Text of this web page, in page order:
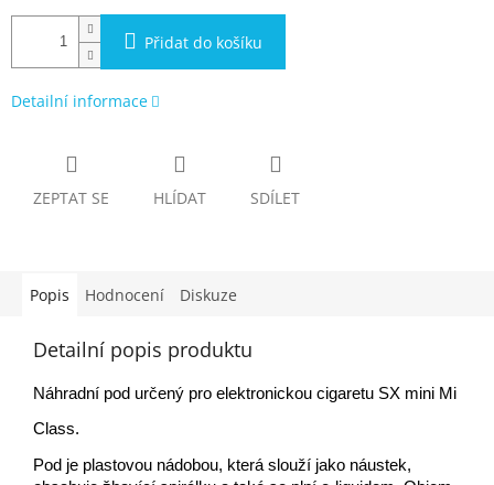
Přidat do košíku
Detailní informace
ZEPTAT SE HLÍDAT SDÍLET
Popis Hodnocení Diskuze
Detailní popis produktu
Náhradní pod určený pro elektronickou cigaretu SX mini Mi
Class.
Pod je plastovou nádobou, která slouží jako náustek,